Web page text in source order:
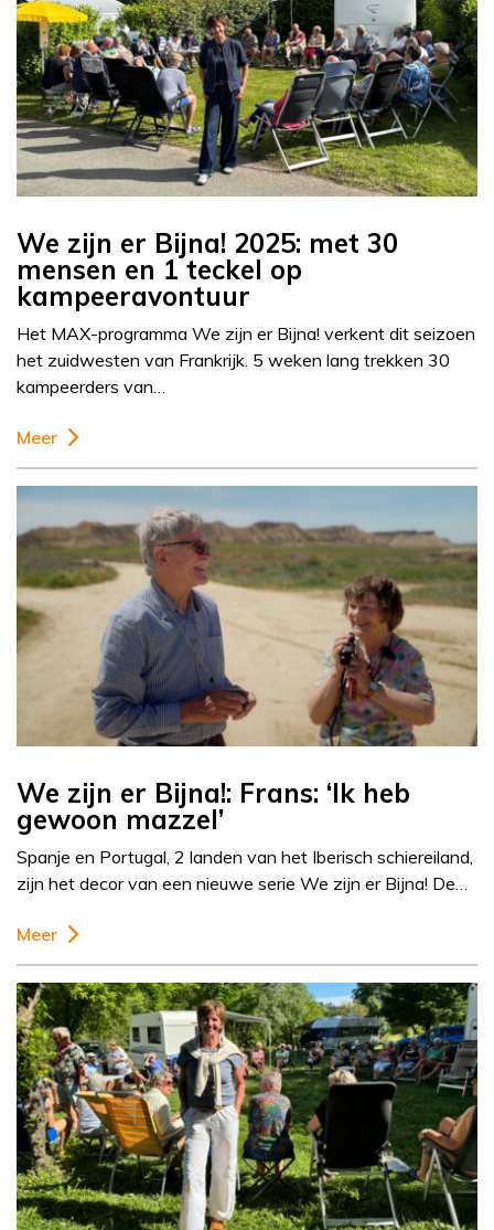
We zijn er Bijna! 2025: met 30
mensen en 1 teckel op
kampeeravontuur
Het MAX-programma We zijn er Bijna! verkent dit seizoen
het zuidwesten van Frankrijk. 5 weken lang trekken 30
kampeerders van…
Meer
We zijn er Bijna!: Frans: ‘Ik heb
gewoon mazzel’
Spanje en Portugal, 2 landen van het Iberisch schiereiland,
zijn het decor van een nieuwe serie We zijn er Bijna! De…
Meer